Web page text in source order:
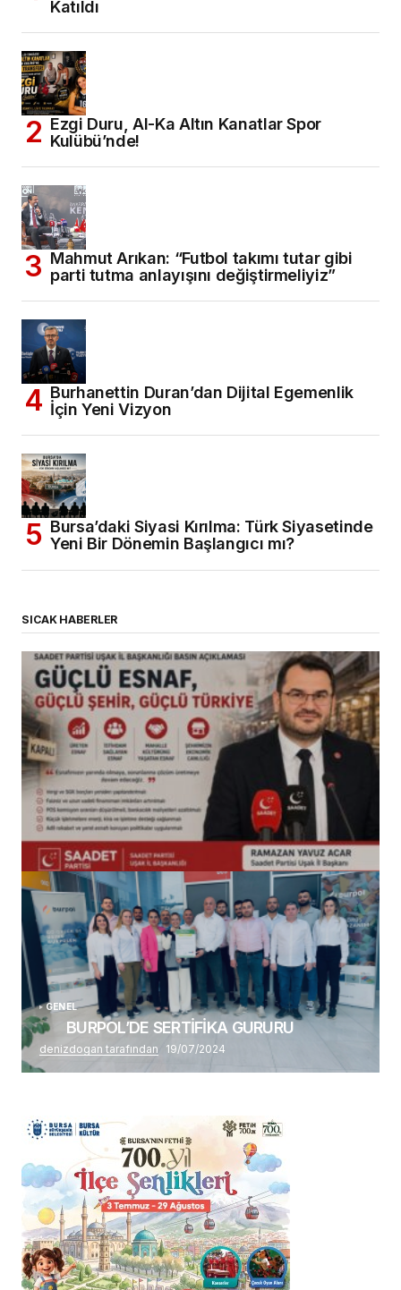
Katıldı
Ezgi Duru, Al-Ka Altın Kanatlar Spor
Kulübü’nde!
Mahmut Arıkan: “Futbol takımı tutar gibi
parti tutma anlayışını değiştirmeliyiz”
Burhanettin Duran’dan Dijital Egemenlik
İçin Yeni Vizyon
Bursa’daki Siyasi Kırılma: Türk Siyasetinde
Yeni Bir Dönemin Başlangıcı mı?
SICAK HABERLER
(başlıksız)
Alaattin Karahan tarafından 14/07/2026
GENEL
BURPOL’DE SERTİFİKA GURURU
denizdogan tarafından 19/07/2024